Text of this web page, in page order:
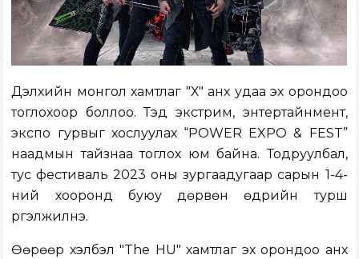
Дэлхийн монгол хамтлаг "Хү" анх удаа эх орондоо
тоглохоор боллоо. Тэд экстрим, энтертайнмент,
экспо гурвыг хослуулах “POWER EXPO & FEST”
наадмын тайзнаа тоглох юм байна. Тодруулбал,
тус фестиваль 2023 оны зургаадугаар сарын 1-4-
ний хооронд буюу дөрвөн өдрийн турш
үргэлжилнэ.
Өөрөөр хэлбэл "The HU" хамтлаг эх орондоо анх